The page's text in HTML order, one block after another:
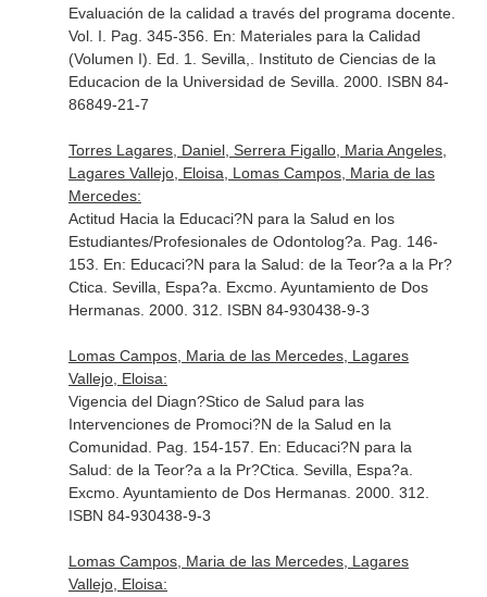
Evaluación de la calidad a través del programa docente.
Vol. I. Pag. 345-356. En: Materiales para la Calidad
(Volumen I) . Ed. 1. Sevilla,. Instituto de Ciencias de la
Educacion de la Universidad de Sevilla. 2000. ISBN 84-
86849-21-7
Torres Lagares, Daniel, Serrera Figallo, Maria Angeles,
Lagares Vallejo, Eloisa, Lomas Campos, Maria de las
Mercedes:
Actitud Hacia la Educaci?N para la Salud en los
Estudiantes/Profesionales de Odontolog?a. Pag. 146-
153. En: Educaci?N para la Salud: de la Teor?a a la Pr?
Ctica . Sevilla, Espa?a. Excmo. Ayuntamiento de Dos
Hermanas. 2000. 312. ISBN 84-930438-9-3
Lomas Campos, Maria de las Mercedes, Lagares
Vallejo, Eloisa:
Vigencia del Diagn?Stico de Salud para las
Intervenciones de Promoci?N de la Salud en la
Comunidad. Pag. 154-157. En: Educaci?N para la
Salud: de la Teor?a a la Pr?Ctica . Sevilla, Espa?a.
Excmo. Ayuntamiento de Dos Hermanas. 2000. 312.
ISBN 84-930438-9-3
Lomas Campos, Maria de las Mercedes, Lagares
Vallejo, Eloisa: